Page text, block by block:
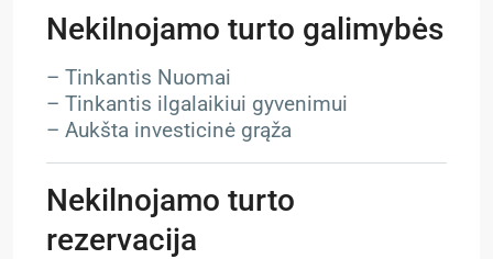
Nekilnojamo turto galimybės
– Tinkantis Nuomai
– Tinkantis ilgalaikiui gyvenimui
– Aukšta investicinė grąža
Nekilnojamo turto
rezervacija